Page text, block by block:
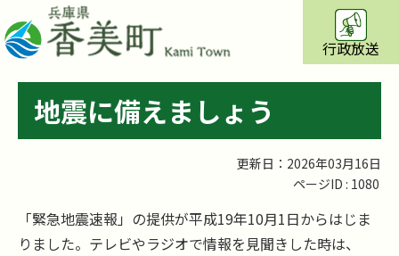
行政放送
地震に備えましょう
更新日：2026年03月16日
ページID : 1080
「緊急地震速報」の提供が平成19年10月1日からはじま
りました。テレビやラジオで情報を見聞きした時は、